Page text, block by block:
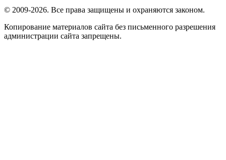
© 2009-2026. Все права защищены и охраняются законом.
Копирование материалов сайта без письменного разрешения
администрации сайта запрещены.